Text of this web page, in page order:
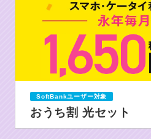
SoftBankユーザー対象
おうち割 光セット